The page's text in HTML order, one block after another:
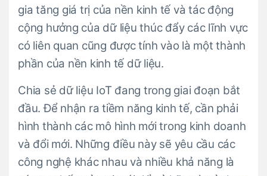
gia tăng giá trị của nền kinh tế và tác động
cộng hưởng của dữ liệu thúc đẩy các lĩnh vực
có liên quan cũng được tính vào là một thành
phần của nền kinh tế dữ liệu.
Chia sẻ dữ liệu IoT đang trong giai đoạn bắt
đầu. Để nhận ra tiềm năng kinh tế, cần phải
hình thành các mô hình mới trong kinh doanh
và đổi mới. Những điều này sẽ yêu cầu các
công nghệ khác nhau và nhiều khả năng là